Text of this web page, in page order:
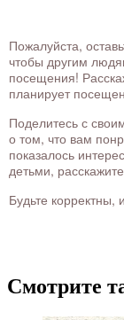
Пожалуйста,
чтобы другим
посещения!
планирует
Поделитесь с
о том, что вам
показалось
детьми,
Будьте
Смотрите